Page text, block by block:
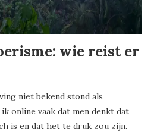
wie reist er
niet bekend stond als
online vaak dat men denkt dat
is en dat het te druk zou zijn.